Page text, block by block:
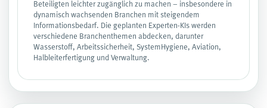
Beteiligten leichter zugänglich zu machen – insbesondere in
dynamisch wachsenden Branchen mit steigendem
Informationsbedarf. Die geplanten Experten-KIs werden
verschiedene Branchenthemen abdecken, darunter
Wasserstoff, Arbeitssicherheit, SystemHygiene, Aviation,
Halbleiterfertigung und Verwaltung.